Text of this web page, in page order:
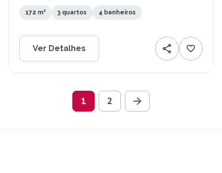
172 m² 3 quartos 4 banheiros
Ver Detalhes
1 2